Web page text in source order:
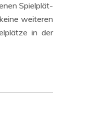
Spiel­plät­
wei­te­ren
in der